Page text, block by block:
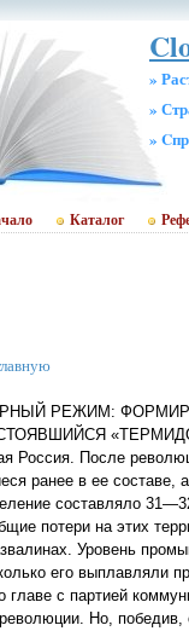
»
»
»
Каталог
РЕЖИМ:
Россия. После
ранее в ее составе,
составляло
потери на этих
Уровень
его выплавляли
главе с партией
Но,